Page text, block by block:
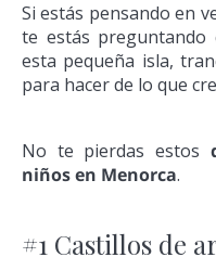
Si estás pensando en
te estás preguntando
esta pequeña isla,
para hacer de lo que
No te pierdas estos
niños en Menorca.
#1 Castillos de